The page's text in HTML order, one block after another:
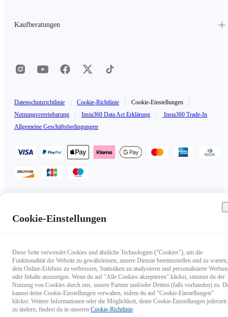
Kaufberatungen
Datenschutzrichtlinie Cookie-Richtlinie Cookie-Einstellungen
Nutzungsvereinbarung
Insta360 Data Act Erklärung
Insta360 Trade-In
Allgemeine Geschäftsbedingungen
Copyright © 2025 Insta360 All rights reserved.
Cookie-Einstellungen
Diese Seite verwendet Cookies und ähnliche Technologien ("Cookies"), um die
Funktionalität der Website zu gewährleisten, unsere Dienste bereitzustellen und zu warten,
dein Online-Erlebnis zu verbessern, Statistiken zu analysieren und personalisierte
oder Inhalte anzuzeigen. Wenn du auf "Alle Cookies akzeptieren" klickst, stimmst du der
Nutzung von Cookies durch uns, unsere Partner und/oder Dritten (falls vorhanden) zu.
kannst deine Cookie-Einstellungen verwalten, indem du auf "Cookie-Einstellungen"
klickst. Weitere Informationen oder die Möglichkeit, deine Cookie-Einstellungen jederzeit
zu ändern, findest du in unseren Cookie-Richtlinie.